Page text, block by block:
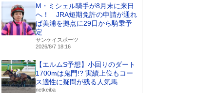
M・ミシェル騎手が8月末に来日
へ！ JRA短期免許の申請が通れ
ば美浦を拠点に29日から騎乗予
定
サンケイスポーツ
2026/8/7 18:16
【エルムS予想】小回りのダート
1700mは鬼門!? 実績上位もコー
ス適性に疑問が残る人気馬
netkeiba